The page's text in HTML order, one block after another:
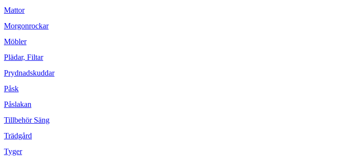
Mattor
Morgonrockar
Möbler
Plädar, Filtar
Prydnadskuddar
Påsk
Påslakan
Tillbehör Säng
Trädgård
Tyger